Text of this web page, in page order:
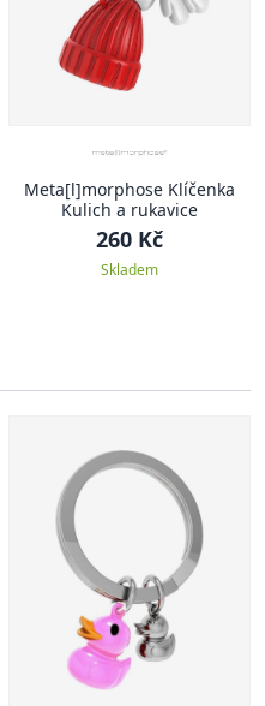
Meta[l]morphose Klíčenka
Kulich a rukavice
260 Kč
Skladem